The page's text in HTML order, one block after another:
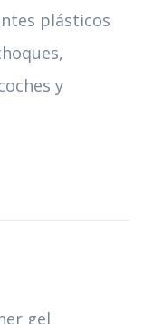
plásticos
y
gel